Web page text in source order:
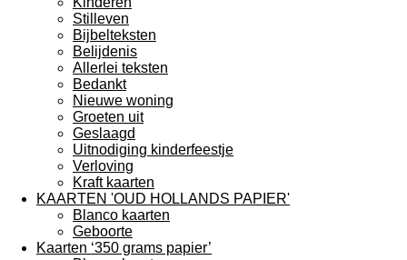
Stilleven
Bijbelteksten
Belijdenis
Allerlei teksten
Bedankt
Nieuwe woning
Groeten uit
Geslaagd
Uitnodiging kinderfeestje
Verloving
Kraft kaarten
KAARTEN 'OUD HOLLANDS PAPIER'
Blanco kaarten
Geboorte
Kaarten ‘350 grams papier’